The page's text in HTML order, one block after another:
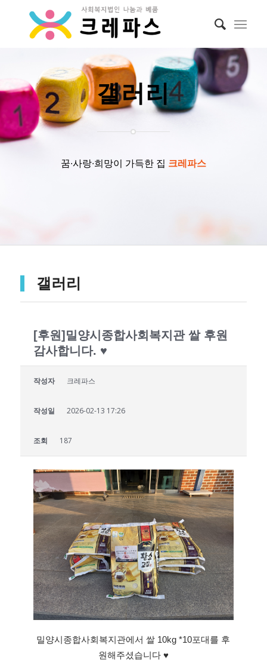
갤러리
꿈∙사랑∙희망이 가득한 집 크레파스
갤러리
[후원]밀양시종합사회복지관 쌀 후원
감사합니다. ♥
작성자 크레파스
작성일 2026-02-13 17:26
조회 187
밀양시종합사회복지관에서 쌀 10kg *10포대를 후
원해주셨습니다 ♥